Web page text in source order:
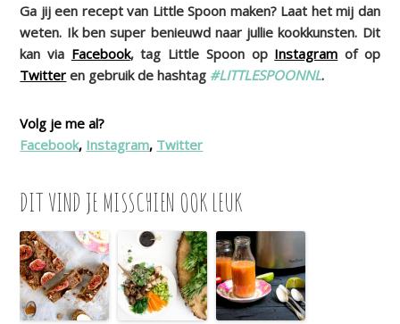
Ga jij een recept van Little Spoon maken? Laat het mij dan
weten. Ik ben super benieuwd naar jullie kookkunsten. Dit
kan via Facebook, tag Little Spoon op Instagram of op
Twitter en gebruik de hashtag #LITTLESPOONNL.
Volg je me al?
Facebook, Instagram, Twitter
DIT VIND JE MISSCHIEN OOK LEUK